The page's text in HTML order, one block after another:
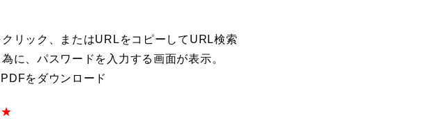
リック、またはURLをコピーしてURL検索
に、パスワードを入力する画面が表示。
をダウンロード